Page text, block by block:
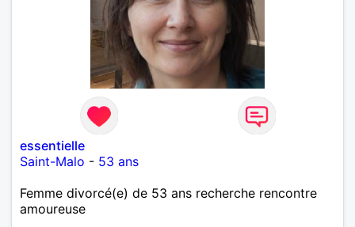
essentielle
Saint-Malo - 53 ans
Femme divorcé(e) de 53 ans recherche rencontre
amoureuse